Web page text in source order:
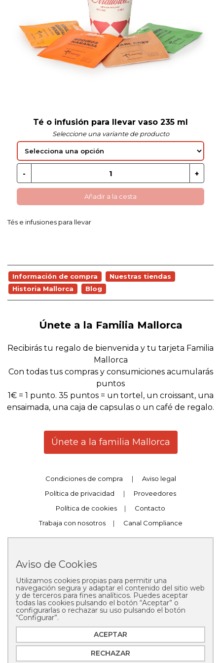
Té o infusión para llevar vaso 235 ml
Seleccione una variante de producto
Añadir a la cesta
Tés e infusiones para llevar
Información de compra
Nuestras tiendas
Historia Mallorca
Blog
Únete a la Familia Mallorca
Recibirás tu regalo de bienvenida y tu tarjeta Familia
Mallorca
Con todas tus compras y consumiciones acumularás
puntos
1€ = 1 punto. 35 puntos = un tortel, un croissant, una
ensaimada, una caja de capsulas o un café de regalo.
Únete a la familia Mallorca
Condiciones de compra |
Aviso legal
Política de privacidad
|
Proveedores
Política de cookies
|
Contacto
Trabaja con nosotros
| Canal Compliance
Copyright © 2025 Pastelería Mallorca
Aviso de Cookies
Utilizamos cookies propias para permitir una
navegación segura y adaptar el contenido del sitio web
y de terceros para fines analíticos. Puedes aceptar
todas las cookies pulsando el botón “Aceptar” o
configurarlas o rechazar su uso pulsando el botón
“Configurar”.
ACEPTAR
RECHAZAR